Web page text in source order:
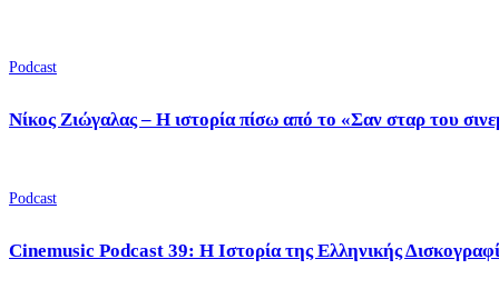
Podcast
Νίκος Ζιώγαλας – Η ιστορία πίσω από το «Σαν σταρ του
Podcast
Cinemusic Podcast 39: Η Ιστορία της Ελληνικής